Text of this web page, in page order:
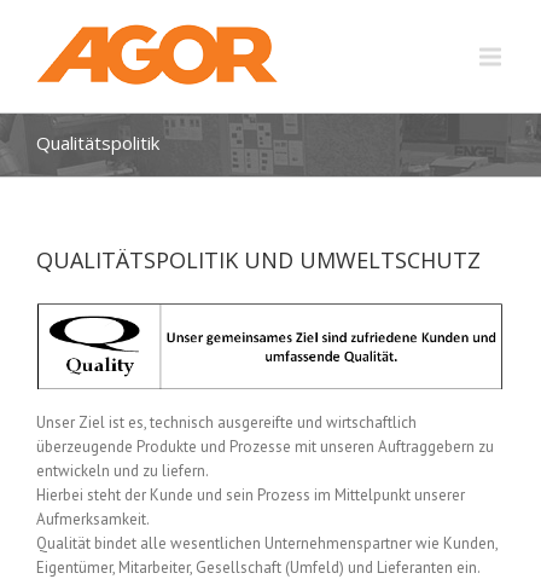
Qualitätspolitik
QUALITÄTSPOLITIK UND UMWELTSCHUTZ
Unser Ziel ist es, technisch ausgereifte und wirtschaftlich
überzeugende Produkte und Prozesse mit unseren Auftraggebern zu
entwickeln und zu liefern.
Hierbei steht der Kunde und sein Prozess im Mittelpunkt unserer
Aufmerksamkeit.
Qualität bindet alle wesentlichen Unternehmenspartner wie Kunden,
Eigentümer, Mitarbeiter, Gesellschaft (Umfeld) und Lieferanten ein.